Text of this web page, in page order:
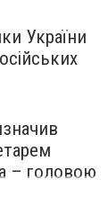
України
– головою